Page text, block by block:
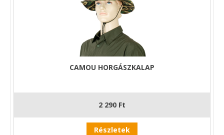
CAMOU HORGÁSZKALAP
2 290 Ft
Részletek